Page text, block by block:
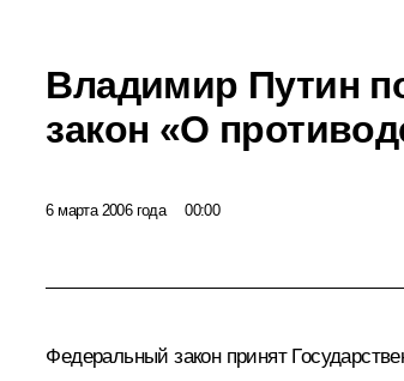
Владимир Путин
закон «О
6 марта 2006 года 00:00
Федеральный закон принят